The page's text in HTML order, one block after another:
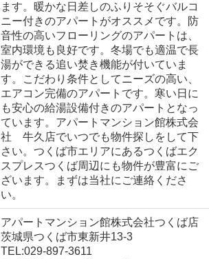
ます。暖かな日差しのふりそそぐバルコ
ニー付きのアパートがオススメです。防
音性の高いフローリングのアパートは、
室内環境も良好です。冬場でも適温で長
湯ができる追い焚き機能が付いていま
す。こだわり条件としてニーズの高い、
エアコン完備のアパートです。寒い日に
も安心の給湯設備付きのアパートとなっ
ています。アパートマンション館株式会
社 牛久店でいつでも物件探しをして下
さい。つくば市エリアにあるつくばエク
スプレスつくば周辺にも物件が豊富にご
ざいます。まずは当社にご連絡くださ
い。
アパートマンション館株式会社つくば店
茨城県つくば市東新井13-3
TEL:029-897-3611